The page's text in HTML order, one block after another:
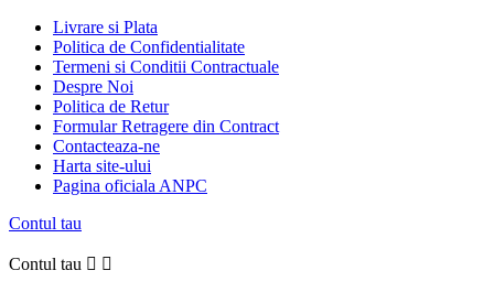
Livrare si Plata
Politica de Confidentialitate
Termeni si Conditii Contractuale
Despre Noi
Politica de Retur
Formular Retragere din Contract
Contacteaza-ne
Harta site-ului
Pagina oficiala ANPC
Contul tau
Contul tau  